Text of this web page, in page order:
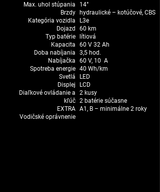
Max. uhol stúpania
Brzdy
Kategória vozidla
Dojazd
Typ batérie
Kapacita
Doba nabíjania
Nabíjačka
Spotreba energie
Svetlá
Displej
Diaľkové ovládanie a
kľúč
EXTRA
Vodičské oprávnenie
14°
hydraulické – kotúčové, CBS
L3e
60 km
lítiová
60 V 32 Ah
3,5 hod.
60 V, 10 A
40 Wh/km
LED
LCD
2 kusy
2 batérie súčasne
A1, B – minimálne 2 roky